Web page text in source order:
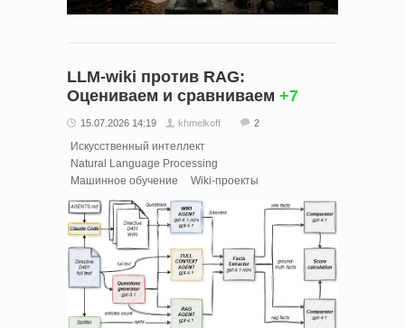
LLM-wiki против RAG:
Оцениваем и сравниваем +7
15.07.2026 14:19 khmelkoff 2
Искусственный интеллект
Natural Language Processing
Машинное обучение
Wiki-проекты